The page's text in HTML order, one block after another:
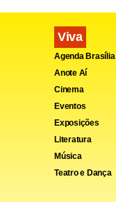
Viva
Agenda Brasília
Anote Aí
Cinema
Eventos
Exposições
Literatura
Música
Teatro e Dança